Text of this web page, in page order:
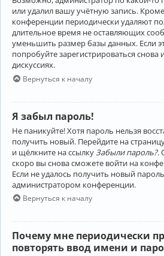
или удалил вашу учётную запись.
конференции периодически удаляют
длительное время не оставляющих
уменьшить размер базы данных. Если
попробуйте зарегистрироваться снова
дискуссиях.
Вернуться к началу
Я забыл пароль!
Не паникуйте! Хотя пароль нельзя
получить новый. Перейдите на
и щёлкните на ссылку Забыли пароль?.
скоро вы снова сможете войти на
Если не удалось получить новый
администратором конференции.
Вернуться к началу
Почему мне периодически
повторять ввод имени и